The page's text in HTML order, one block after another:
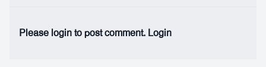
Please login to post comment. Login